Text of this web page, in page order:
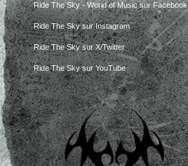
Ride The Sky - World of Music sur Facebook
Ride The Sky sur Instagram
Ride The Sky sur X/Twitter
Ride The Sky sur YouTube